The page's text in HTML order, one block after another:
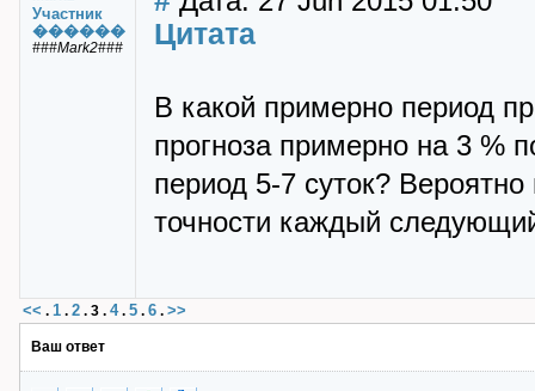
Участник
������
###Mark2### Цитата
В какой примерно период
прогноза примерно на 3 %
период 5-7 суток?
точности каждый
<< . 1 . 2 . 3 . 4. 5 . 6 . >>
Ваш ответ